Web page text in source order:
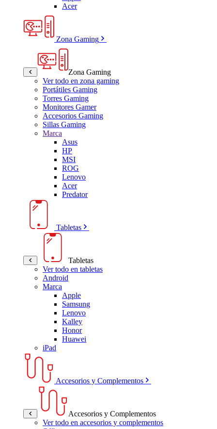
Acer
Zona Gaming
Zona Gaming
Ver todo en zona gaming
Portátiles Gaming
Torres Gaming
Monitores Gamer
Accesorios Gaming
Sillas Gaming
Marca
Asus
HP
MSI
ROG
Lenovo
Acer
Predator
Tabletas
Tabletas
Ver todo en tabletas
Android
Marca
Apple
Samsung
Lenovo
Kalley
Honor
Huawei
iPad
Accesorios y Complementos
Accesorios y Complementos
Ver todo en accesorios y complementos